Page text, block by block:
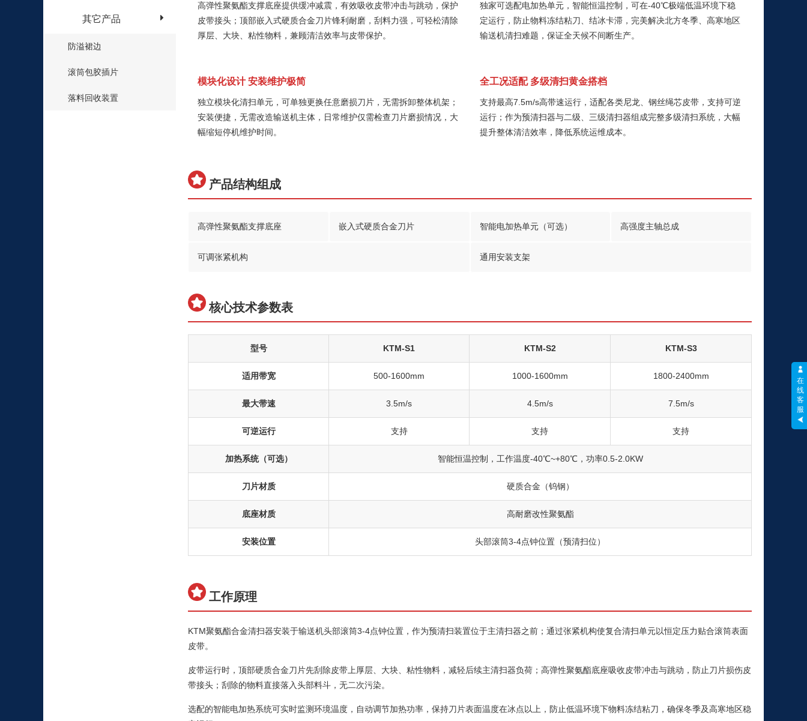
高弹性聚氨酯支撑底座提供缓冲减震，有效吸收皮带冲击与跳动，保护
皮带接头；顶部嵌入式硬质合金刀片锋利耐磨，刮料力强，可轻松清除
厚层、大块、粘性物料，兼顾清洁效率与皮带保护。
独家可选配电加热单元，智能恒温控制，可在-40℃极端低温环境下稳
定运行，防止物料冻结粘刀、结冰卡滞，完美解决北方冬季、高寒地区
输送机清扫难题，保证全天候不间断生产。
模块化设计 安装维护极简
独立模块化清扫单元，可单独更换任意磨损刀片，无需拆卸整体机架；
安装便捷，无需改造输送机主体，日常维护仅需检查刀片磨损情况，大
幅缩短停机维护时间。
全工况适配 多级清扫黄金搭档
支持最高7.5m/s高带速运行，适配各类尼龙、钢丝绳芯皮带，支持可逆
运行；作为预清扫器与二级、三级清扫器组成完整多级清扫系统，大幅
提升整体清洁效率，降低系统运维成本。
产品结构组成
高弹性聚氨酯支撑底座 嵌入式硬质合金刀片 智能电加热单元（可选） 高强度主轴总成
可调张紧机构 通用安装支架
核心技术参数表
型号 KTM-S1 KTM-S2 KTM-S3
适用带宽 500-1600mm 1000-1600mm 1800-2400mm
最大带速 3.5m/s 4.5m/s 7.5m/s
可逆运行 支持 支持 支持
加热系统（可选） 智能恒温控制，工作温度-40℃~+80℃，功率0.5-2.0KW
刀片材质 硬质合金（钨钢）
底座材质 高耐磨改性聚氨酯
安装位置 头部滚筒3-4点钟位置（预清扫位）
工作原理
KTM聚氨酯合金清扫器安装于输送机头部滚筒3-4点钟位置，作为预清扫装置位于主清扫器之前；通过张紧机构使复合清扫单元以恒定压力贴合滚筒表面
皮带。
皮带运行时，顶部硬质合金刀片先刮除皮带上厚层、大块、粘性物料，减轻后续主清扫器负荷；高弹性聚氨酯底座吸收皮带冲击与跳动，防止刀片损伤皮
带接头；刮除的物料直接落入头部料斗，无二次污染。
选配的智能电加热系统可实时监测环境温度，自动调节加热功率，保持刀片表面温度在冰点以上，防止低温环境下物料冻结粘刀，确保冬季及高寒地区稳
其它产品
防溢裙边
滚筒包胶插片
落料回收装置
在
线
客
服